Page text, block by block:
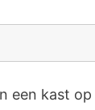
een kast